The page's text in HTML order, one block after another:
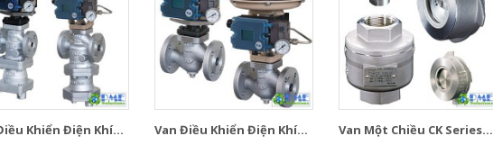
Khiển Điện Khí... Van Điều Khiển Điện Khí... Van Một Chiều CK Series...